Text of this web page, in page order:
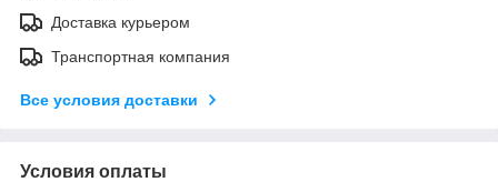
Доставка курьером
Транспортная компания
Все условия доставки
Условия оплаты